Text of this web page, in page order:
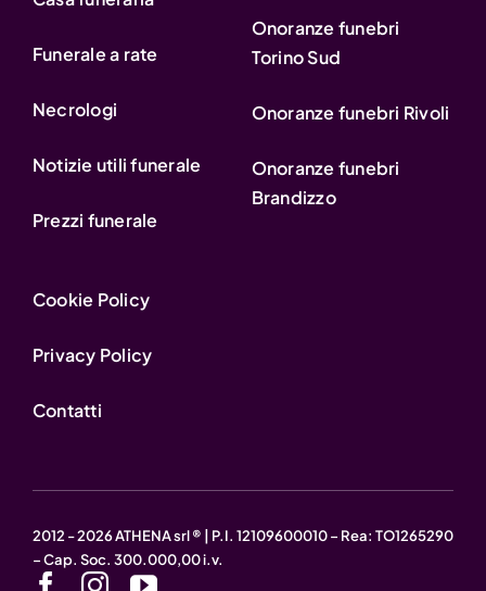
Funerale a rate
Necrologi
Notizie utili funerale
Prezzi funerale
Onoranze funebri
Torino Sud
Onoranze funebri Rivoli
Onoranze funebri
Brandizzo
Cookie Policy
Privacy Policy
Contatti
2012 - 2026 ATHENA srl ® | P.I. 12109600010 – Rea: TO1265290
– Cap. Soc. 300.000,00 i.v.